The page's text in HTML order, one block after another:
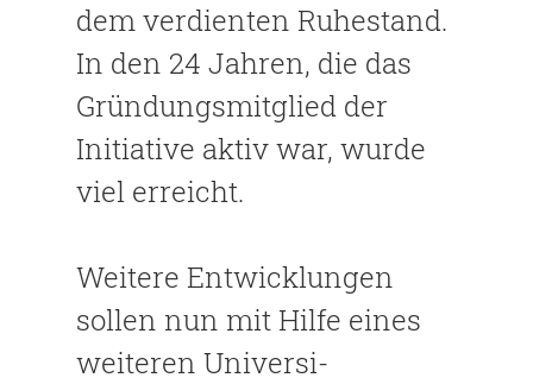
dem ver­dienten Ruhestand.
In den 24 Jah­ren, die das
Gründungsmitglied der
Initiative aktiv war, wurde
viel erreicht.
Weitere Entwicklungen
sollen nun mit Hilfe eines
weiteren Universi­